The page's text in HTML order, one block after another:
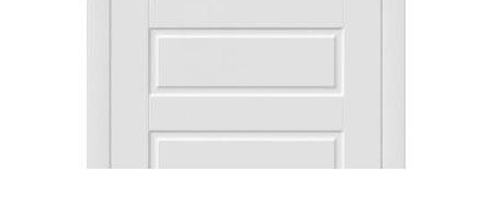
c 10:00 до 21:00